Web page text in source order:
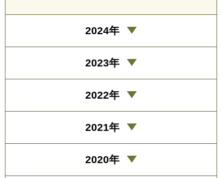
2024年
2023年
2022年
2021年
2020年